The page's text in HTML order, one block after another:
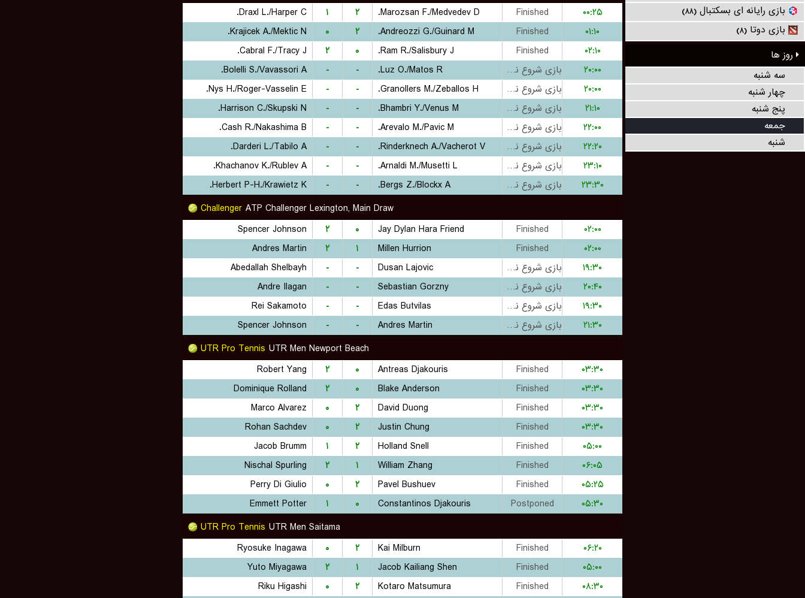
بازی رایانه ای بسکتبال (۸۸)
بازی دوتا (۸)
روز ها
سه شنبه
چهار شنبه
پنج شنبه
جمعه
شنبه
Draxl L./Harper C.
۱ ۲ Marozsan F./Medvedev D. Finished
۰۰:۲۵
Krajicek A./Mektic N.
۰ ۲ Andreozzi G./Guinard M. Finished
۰۱:۱۰
Cabral F./Tracy J.
۲ ۰ Ram R./Salisbury J. Finished
۰۲:۱۰
Bolelli S./Vavassori A.
- - Luz O./Matos R. بازی شروع نشده است
۲۰:۰۰
Nys H./Roger-Vasselin E.
- - Granollers M./Zeballos H. بازی شروع نشده است
۲۰:۰۰
Harrison C./Skupski N.
- - Bhambri Y./Venus M. بازی شروع نشده است
۲۱:۱۰
Cash R./Nakashima B.
- - Arevalo M./Pavic M. بازی شروع نشده است
۲۲:۰۰
Darderi L./Tabilo A.
- - Rinderknech A./Vacherot V. بازی شروع نشده است
۲۲:۲۰
Khachanov K./Rublev A.
- - Arnaldi M./Musetti L. بازی شروع نشده است
۲۳:۱۰
Herbert P-H./Krawietz K.
- - Bergs Z./Blockx A. بازی شروع نشده است
۲۳:۳۰
Challenger ATP Challenger Lexington, Main Draw
Spencer Johnson
۲ ۰ Jay Dylan Hara Friend Finished
۰۲:۰۰
Andres Martin
۲ ۱ Millen Hurrion Finished
۰۲:۰۰
Abedallah Shelbayh
- - Dusan Lajovic بازی شروع نشده است
۱۹:۳۰
Andre Ilagan
- - Sebastian Gorzny بازی شروع نشده است
۲۰:۴۰
Rei Sakamoto
- - Edas Butvilas بازی شروع نشده است
۱۹:۳۰
Spencer Johnson
- - Andres Martin بازی شروع نشده است
۲۱:۳۰
UTR Pro Tennis UTR Men Newport Beach
Robert Yang
۲ ۰ Antreas Djakouris Finished
۰۳:۳۰
Dominique Rolland
۲ ۰ Blake Anderson Finished
۰۳:۳۰
Marco Alvarez
۰ ۲ David Duong Finished
۰۳:۳۰
Rohan Sachdev
۰ ۲ Justin Chung Finished
۰۳:۳۰
Jacob Brumm
۱ ۲ Holland Snell Finished
۰۵:۰۰
Nischal Spurling
۲ ۱ William Zhang Finished
۰۶:۰۵
Perry Di Giulio
۰ ۲ Pavel Bushuev Finished
۰۵:۲۵
Emmett Potter
۱ ۰ Constantinos Djakouris Postponed
۰۵:۳۰
UTR Pro Tennis UTR Men Saitama
Ryosuke Inagawa
۰ ۲ Kai Milburn Finished
۰۶:۲۰
Yuto Miyagawa
۲ ۱ Jacob Kailiang Shen Finished
۰۵:۰۰
Riku Higashi
۰ ۲ Kotaro Matsumura Finished
۰۸:۳۰